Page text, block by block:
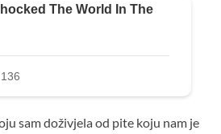
sam doživjela od pite koju nam je